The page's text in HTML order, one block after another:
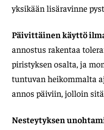
yksikään lisäravinne
Päivittäinen käyttö
annostus rakentaa
piristyksen osalta, ja
tuntuvan heikommalta
annos päiviin, jolloin
Nesteytyksen